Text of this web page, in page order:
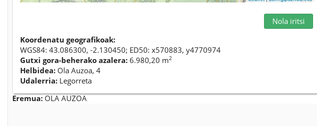
Nola iritsi
Koordenatu geografikoak:
WGS84: 43.086300, -2.130450; ED50: x570883, y4770974
Gutxi gora-beherako azalera: 6.980,20 m2
Helbidea: Ola Auzoa, 4
Udalerria: Legorreta
Eremua: OLA AUZOA